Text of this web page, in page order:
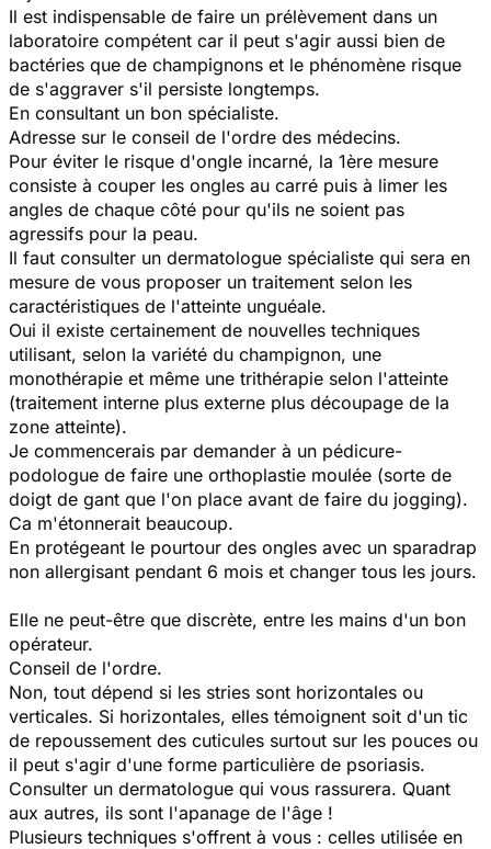
Il est indispensable de faire un prélèvement dans un
laboratoire compétent car il peut s'agir aussi bien de
bactéries que de champignons et le phénomène risque
de s'aggraver s'il persiste longtemps.
En consultant un bon spécialiste.
Adresse sur le conseil de l'ordre des médecins.
Pour éviter le risque d'ongle incarné, la 1ère mesure
consiste à couper les ongles au carré puis à limer les
angles de chaque côté pour qu'ils ne soient pas
agressifs pour la peau.
Il faut consulter un dermatologue spécialiste qui sera en
mesure de vous proposer un traitement selon les
caractéristiques de l'atteinte unguéale.
Oui il existe certainement de nouvelles techniques
utilisant, selon la variété du champignon, une
monothérapie et même une trithérapie selon l'atteinte
(traitement interne plus externe plus découpage de la
zone atteinte).
Je commencerais par demander à un pédicure-
podologue de faire une orthoplastie moulée (sorte de
doigt de gant que l'on place avant de faire du jogging).
Ca m'étonnerait beaucoup.
En protégeant le pourtour des ongles avec un sparadrap
non allergisant pendant 6 mois et changer tous les jours.
Elle ne peut-être que discrète, entre les mains d'un bon
opérateur.
Conseil de l'ordre.
Non, tout dépend si les stries sont horizontales ou
verticales. Si horizontales, elles témoignent soit d'un tic
de repoussement des cuticules surtout sur les pouces ou
il peut s'agir d'une forme particulière de psoriasis.
Consulter un dermatologue qui vous rassurera. Quant
aux autres, ils sont l'apanage de l'âge !
Plusieurs techniques s'offrent à vous : celles utilisée en